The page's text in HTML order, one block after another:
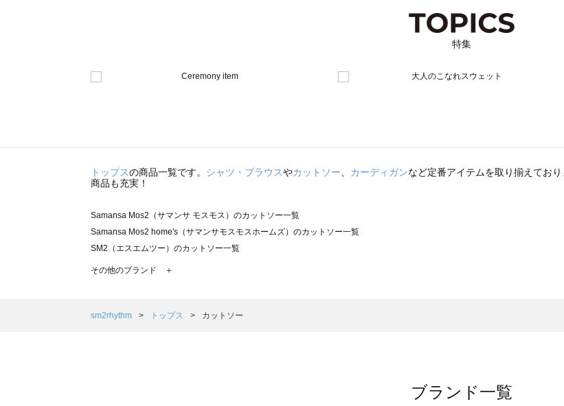
特集
トップスの商品一覧です。 シャツ・ブラウスやカットソー、 カーディガンなど定番アイテムを取り揃えてお
商品も充実！
Samansa Mos2（サマンサ モスモス）のカットソー一覧
Samansa Mos2 home's（サマンサモスモスホームズ）のカットソー一覧
SM2（エスエムツー）のカットソー一覧
TSUHARU by Samansa Mos2（ツハルバイサマンサモスモス）のカットソー一覧
Samansa Mos2 Lagom（サマンサモスモス ラーゴム）のカットソー一覧
その他のブランド ＋
sm2rhythm トップス カットソー
ブランド一覧